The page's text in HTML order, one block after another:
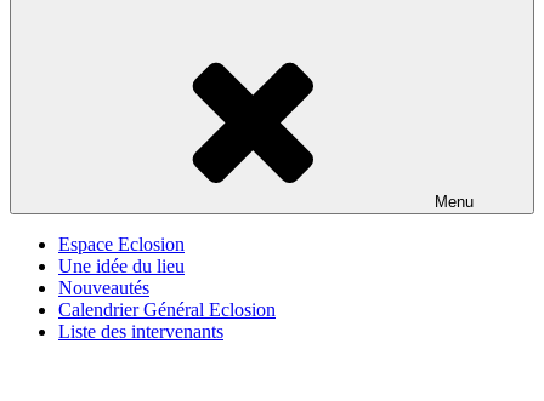
Menu
Espace Eclosion
Une idée du lieu
Nouveautés
Calendrier Général Eclosion
Liste des intervenants